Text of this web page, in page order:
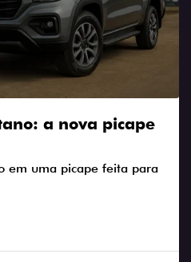
a nova picape
em uma picape feita para